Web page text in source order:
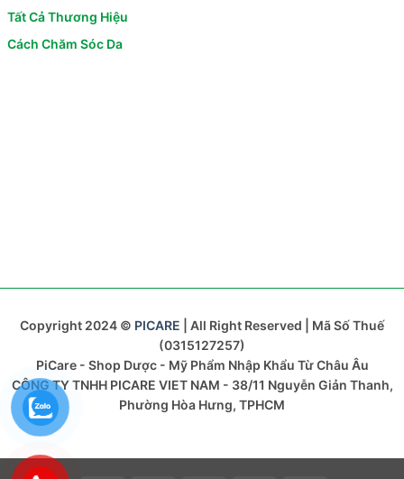
Tất Cả Thương Hiệu
Cách Chăm Sóc Da
Copyright 2024 © PICARE | All Right Reserved | Mã Số Thuế
(0315127257)
PiCare - Shop Dược - Mỹ Phẩm Nhập Khẩu Từ Châu Âu
CÔNG TY TNHH PICARE VIET NAM - 38/11 Nguyễn Giản Thanh,
Phường Hòa Hưng, TPHCM